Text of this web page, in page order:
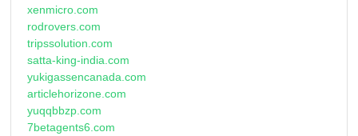
xenmicro.com
rodrovers.com
tripssolution.com
satta-king-india.com
yukigassencanada.com
articlehorizone.com
yuqqbbzp.com
7betagents6.com